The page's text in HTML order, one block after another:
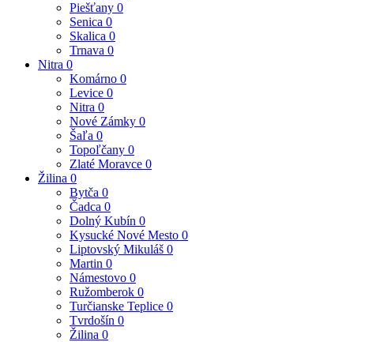
Piešťany 0
Senica 0
Skalica 0
Trnava 0
Nitra 0
Komárno 0
Levice 0
Nitra 0
Nové Zámky 0
Šaľa 0
Topoľčany 0
Zlaté Moravce 0
Žilina 0
Bytča 0
Čadca 0
Dolný Kubín 0
Kysucké Nové Mesto 0
Liptovský Mikuláš 0
Martin 0
Námestovo 0
Ružomberok 0
Turčianske Teplice 0
Tvrdošín 0
Žilina 0